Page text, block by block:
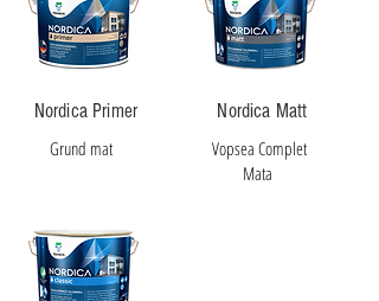
Nordica Primer
Grund mat
Nordica Matt
Vopsea Complet
Mata